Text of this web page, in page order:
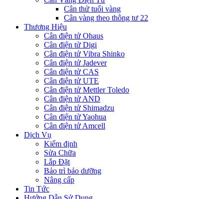
Cân thử tuổi vàng
Cân vàng theo thông tư 22
Thương Hiệu
Cân điện tử Ohaus
Cân điện tử Digi
Cân điện tử Vibra Shinko
Cân điện tử Jadever
Cân điện tử CAS
Cân điện tử UTE
Cân điện tử Mettler Toledo
Cân điện tử AND
Cân điện tử Shimadzu
Cân điện tử Yaohua
Cân điện tử Amcell
Dịch Vụ
Kiểm định
Sửa Chữa
Lắp Đặt
Bảo trì bảo dưỡng
Nâng cấp
Tin Tức